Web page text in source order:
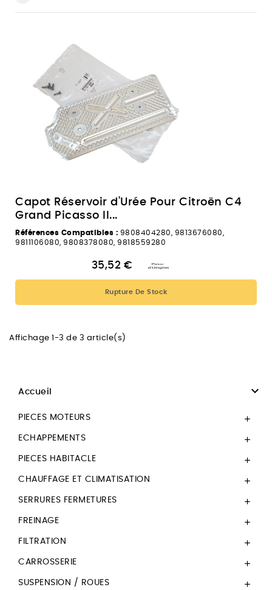
Capot Réservoir d'Urée Pour Citroën C4
Grand Picasso II...
Références Compatibles : 9808404280, 9813676080,
9811106080, 9808378080, 9818559280
35,52 €
Rupture De Stock
Affichage 1-3 de 3 article(s)
Accueil 
PIECES MOTEURS 
ECHAPPEMENTS 
PIECES HABITACLE 
CHAUFFAGE ET CLIMATISATION 
SERRURES FERMETURES 
FREINAGE 
FILTRATION 
CARROSSERIE 
SUSPENSION / ROUES 